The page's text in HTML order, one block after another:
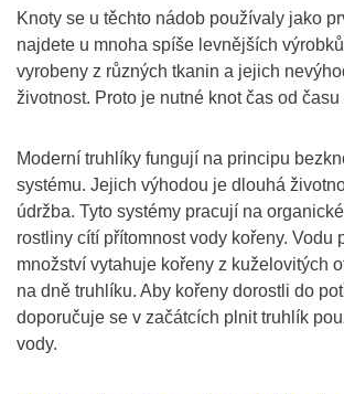
Knoty se u těchto nádob používaly jako
najdete u mnoha spíše levnějších
vyrobeny z různých tkanin a jejich
životnost. Proto je nutné knot čas od času
Moderní truhlíky fungují na principu
systému. Jejich výhodou je dlouhá
údržba. Tyto systémy pracují na
rostliny cítí přítomnost vody kořeny. Vodu
množství vytahuje kořeny z kuželovitých
na dně truhlíku. Aby kořeny dorostli do
doporučuje se v začátcích plnit truhlík
vody.